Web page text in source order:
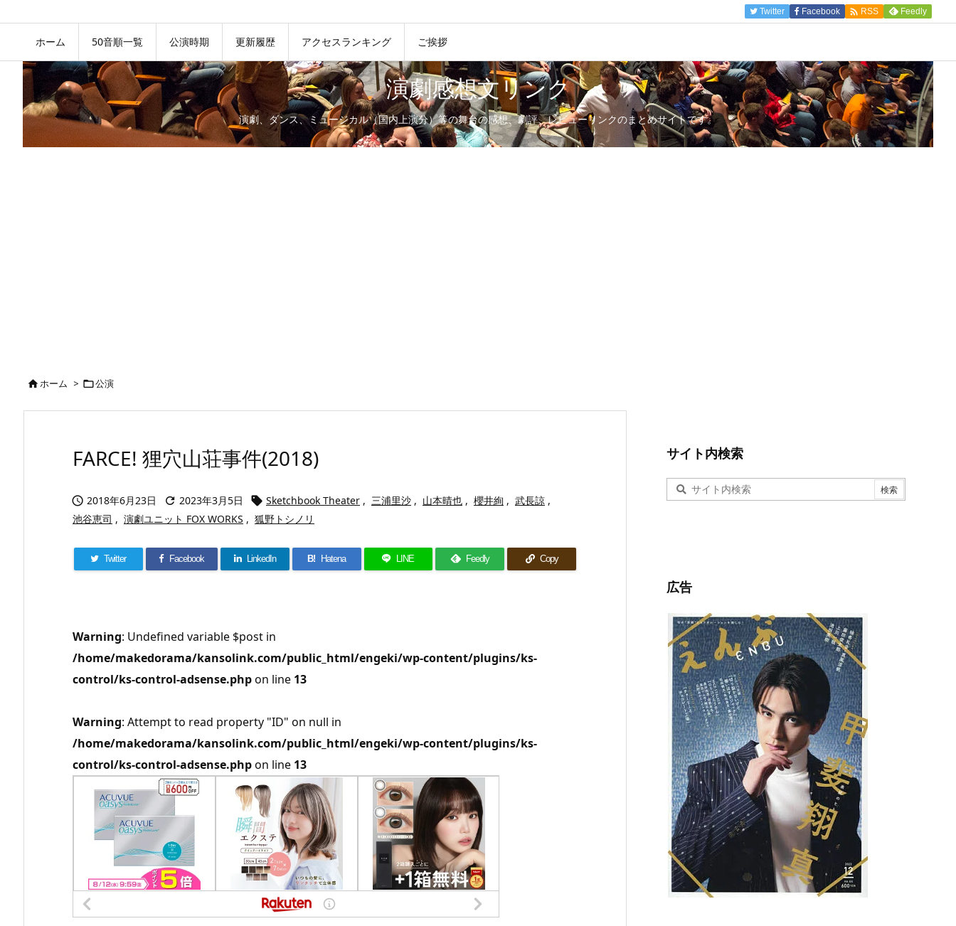
ホーム 50音順一覧 公演時期 更新履歴 アクセスランキング ご挨拶
Twitter Facebook  RSS Feedly
演劇感想文リンク
演劇、ダンス、ミュージカル（国内上演分）等の舞台の感想、劇評、レビューリンクのまとめサイトです。
ホーム > 公演
FARCE! 狸穴山荘事件(2018)
 2018年6月23日  2023年3月5日  Sketchbook Theater , 三浦里沙 , 山本晴也 , 櫻井絢 , 武長諒 ,
池谷恵司 , 演劇ユニット FOX WORKS , 狐野トシノリ
Twitter Facebook LinkedIn B! Hatena LINE Feedly Copy
Warning: Undefined variable $post in
/home/makedorama/kansolink.com/public_html/engeki/wp-content/plugins/ks-
control/ks-control-adsense.phpon line 13
Warning: Attempt to read property "ID" on null in
/home/makedorama/kansolink.com/public_html/engeki/wp-content/plugins/ks-
control/ks-control-adsense.phpon line 13
サイト内検索
広告